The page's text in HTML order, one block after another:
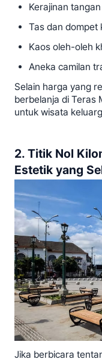
Kerajinan
Tas dan dompet
Kaos oleh-oleh
Aneka camilan
Selain harga yang
berbelanja di Teras
untuk wisata
2. Titik Nol
Estetik yang
Jika berbicara